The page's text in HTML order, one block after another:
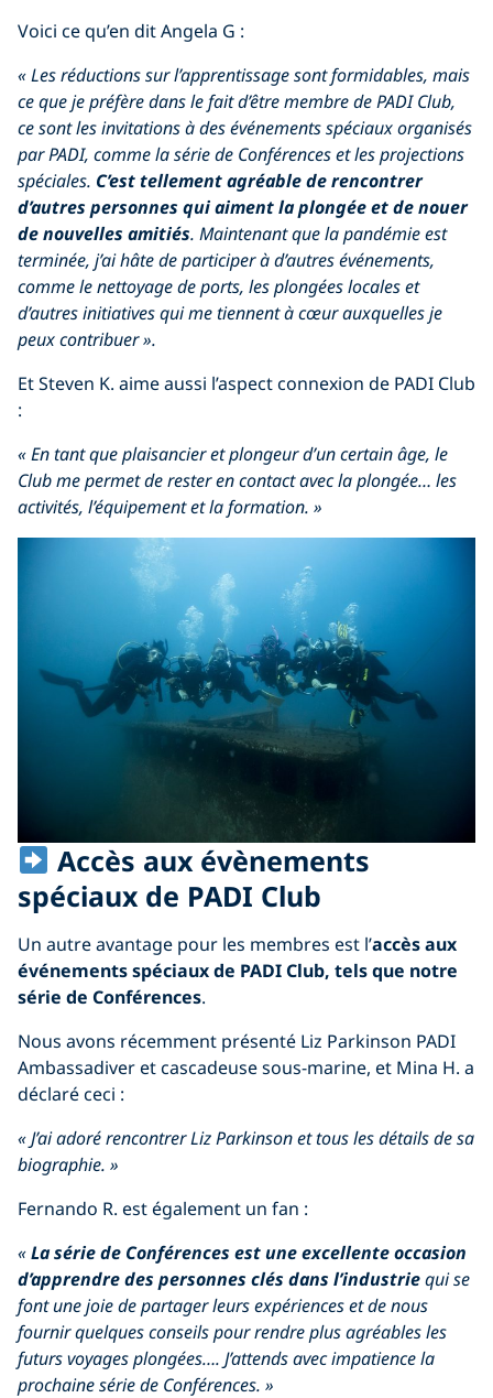
Voici ce qu’en dit Angela G :
« Les réductions sur l’apprentissage sont formidables, mais
ce que je préfère dans le fait d’être membre de PADI Club,
ce sont les invitations à des événements spéciaux organisés
par PADI, comme la série de Conférences et les projections
spéciales. C’est tellement agréable de rencontrer
d’autres personnes qui aiment la plongée et de nouer
de nouvelles amitiés. Maintenant que la pandémie est
terminée, j’ai hâte de participer à d’autres événements,
comme le nettoyage de ports, les plongées locales et
d’autres initiatives qui me tiennent à cœur auxquelles je
peux contribuer ».
Et Steven K. aime aussi l’aspect connexion de PADI Club
:
« En tant que plaisancier et plongeur d’un certain âge, le
Club me permet de rester en contact avec la plongée… les
activités, l’équipement et la formation. »
Accès aux évènements
spéciaux de PADI Club
Un autre avantage pour les membres est l’accès aux
événements spéciaux de PADI Club, tels que notre
série de Conférences.
Nous avons récemment présenté Liz Parkinson PADI
Ambassadiver et cascadeuse sous-marine, et Mina H. a
déclaré ceci :
« J’ai adoré rencontrer Liz Parkinson et tous les détails de sa
biographie. »
Fernando R. est également un fan :
«La série de Conférences est une excellente occasion
d’apprendre des personnes clés dans l’industriequi se
font une joie de partager leurs expériences et de nous
fournir quelques conseils pour rendre plus agréables les
futurs voyages plongées…. J’attends avec impatience la
prochaine série de Conférences. »